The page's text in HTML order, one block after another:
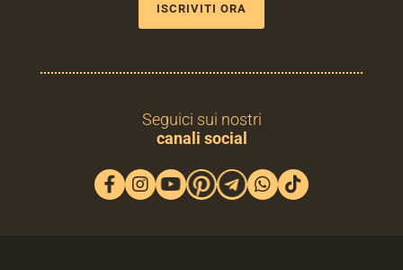
ISCRIVITI ORA
Seguici sui nostri
canali social